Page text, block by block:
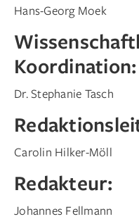
Hans-Georg Moek
Koordination:
Dr. Stephanie Tasch
Carolin Hilker-Möll
Redakteur:
Johannes Fellmann